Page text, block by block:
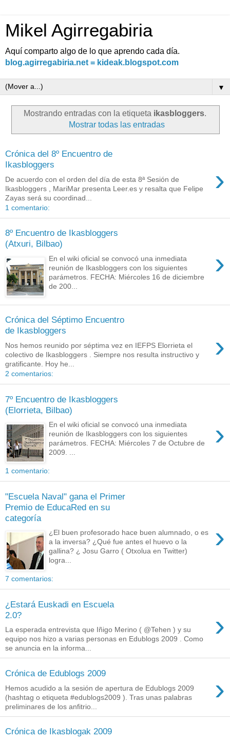
Mikel Agirregabiria
Aquí comparto algo de lo que aprendo cada día.
blog.agirregabiria.net = kideak.blogspot.com
▼
Mostrando entradas con la etiqueta ikasbloggers.
Mostrar todas las entradas
Crónica del 8º Encuentro de
Ikasbloggers
›
De acuerdo con el orden del día de esta 8ª Sesión de
Ikasbloggers , MariMar presenta Leer.es y resalta que Felipe
Zayas será su coordinad...
1 comentario:
8º Encuentro de Ikasbloggers
(Atxuri, Bilbao)
›
En el wiki oficial se convocó una inmediata
reunión de Ikasbloggers con los siguientes
parámetros. FECHA: Miércoles 16 de diciembre
de 200...
Crónica del Séptimo Encuentro
de Ikasbloggers
›
Nos hemos reunido por séptima vez en IEFPS Elorrieta el
colectivo de Ikasbloggers . Siempre nos resulta instructivo y
gratificante. Hoy he...
2 comentarios:
7º Encuentro de Ikasbloggers
(Elorrieta, Bilbao)
›
En el wiki oficial se convocó una inmediata
reunión de Ikasbloggers con los siguientes
parámetros. FECHA: Miércoles 7 de Octubre de
2009. ...
1 comentario:
"Escuela Naval" gana el Primer
Premio de EducaRed en su
categoría
›
¿El buen profesorado hace buen alumnado, o es
a la inversa? ¿Qué fue antes el huevo o la
gallina? ¿ Josu Garro ( Otxolua en Twitter)
logra...
7 comentarios:
¿Estará Euskadi en Escuela
2.0?
›
La esperada entrevista que Iñigo Merino ( @Tehen ) y su
equipo nos hizo a varias personas en Edublogs 2009 . Como
se anuncia en la informa...
Crónica de Edublogs 2009 ›
Hemos acudido a la sesión de apertura de Edublogs 2009
(hashtag o etiqueta #edublogs2009 ). Tras unas palabras
preliminares de los anfitrio...
Crónica de Ikasblogak 2009